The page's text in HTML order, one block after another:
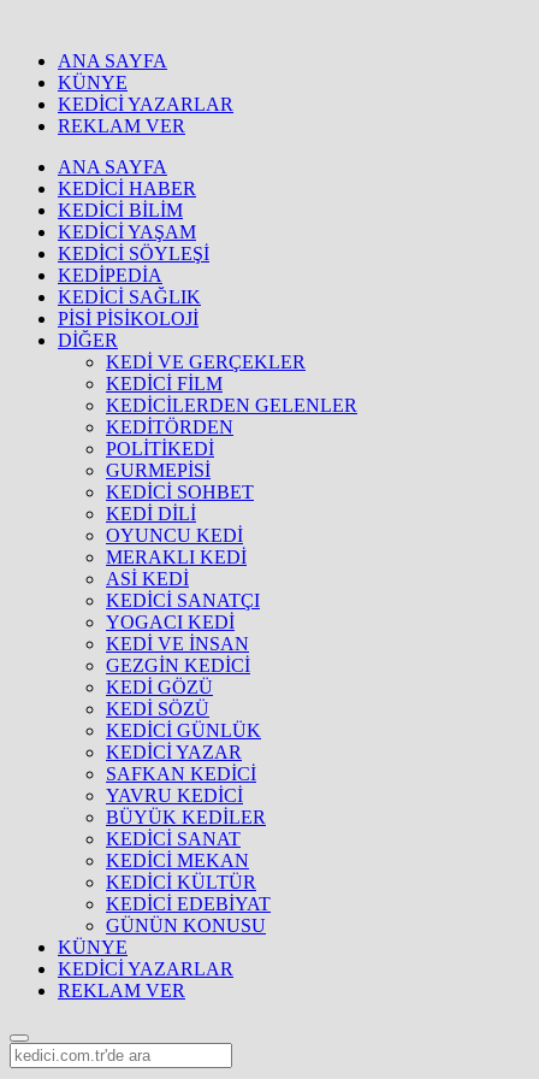
ANA SAYFA
KÜNYE
KEDİCİ YAZARLAR
REKLAM VER
ANA SAYFA
KEDİCİ HABER
KEDİCİ BİLİM
KEDİCİ YAŞAM
KEDİCİ SÖYLEŞİ
KEDİPEDİA
KEDİCİ SAĞLIK
PİSİ PİSİKOLOJİ
DİĞER
KEDİ VE GERÇEKLER
KEDİCİ FİLM
KEDİCİLERDEN GELENLER
KEDİTÖRDEN
POLİTİKEDİ
GURMEPİSİ
KEDİCİ SOHBET
KEDİ DİLİ
OYUNCU KEDİ
MERAKLI KEDİ
ASİ KEDİ
KEDİCİ SANATÇI
YOGACI KEDİ
KEDİ VE İNSAN
GEZGİN KEDİCİ
KEDİ GÖZÜ
KEDİ SÖZÜ
KEDİCİ GÜNLÜK
KEDİCİ YAZAR
SAFKAN KEDİCİ
YAVRU KEDİCİ
BÜYÜK KEDİLER
KEDİCİ SANAT
KEDİCİ MEKAN
KEDİCİ KÜLTÜR
KEDİCİ EDEBİYAT
GÜNÜN KONUSU
KÜNYE
KEDİCİ YAZARLAR
REKLAM VER